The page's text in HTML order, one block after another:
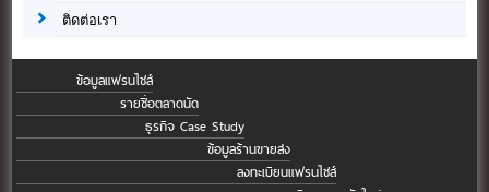
ติดต่อเรา
ข้อมูลแฟรนไชส์
รายชื่อตลาดนัด
ธุรกิจ Case Study
ข้อมูลร้านขายส่ง
ลงทะเบียนแฟรนไชส์